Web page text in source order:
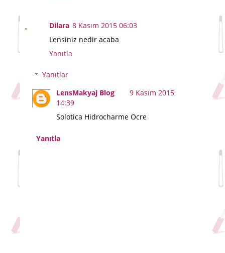
Dilara 8 Kasım 2015 06:03
Lensiniz nedir acaba
Yanıtla
Yanıtlar
LensMakyaj Blog
9 Kasım 2015
14:39
Solotica Hidrocharme Ocre
Yanıtla